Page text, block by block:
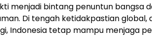
menjadi bintang penuntun bangsa
Di tengah ketidakpastian global,
Indonesia tetap mampu menjaga